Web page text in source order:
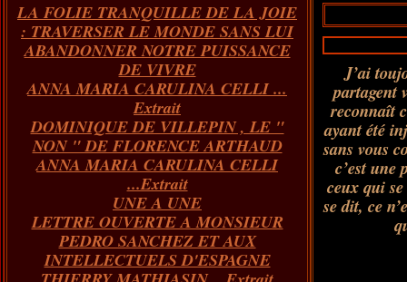
LA FOLIE TRANQUILLE DE LA JOIE
: TRAVERSER LE MONDE SANS LUI
ABANDONNER NOTRE PUISSANCE
DE VIVRE
ANNA MARIA CARULINA CELLI ...
Extrait
DOMINIQUE DE VILLEPIN , LE "
NON " DE FLORENCE ARTHAUD
ANNA MARIA CARULINA CELLI
...Extrait
UNE A UNE
LETTRE OUVERTE A MONSIEUR
PEDRO SANCHEZ ET AUX
INTELLECTUELS D'ESPAGNE
J’ai
partagent
reconnaît
ayant été
sans vous
c’est une
ceux qui
se dit, ce